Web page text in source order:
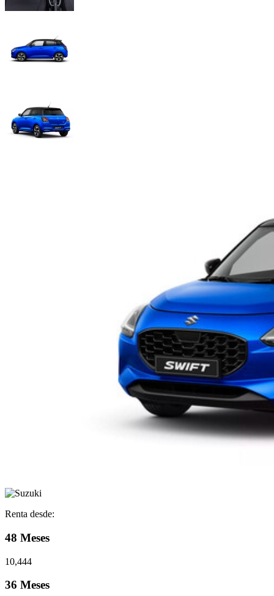
Renta desde:
48 Meses
10,444
36 Meses